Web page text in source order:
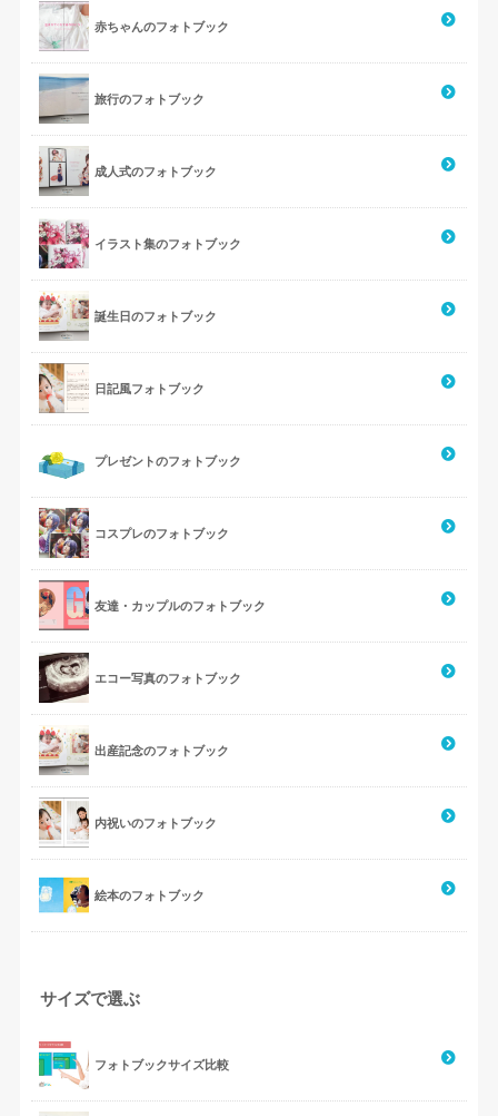
赤ちゃんのフォトブック
旅行のフォトブック
成人式のフォトブック
イラスト集のフォトブック
誕生日のフォトブック
日記風フォトブック
プレゼントのフォトブック
コスプレのフォトブック
友達・カップルのフォトブック
エコー写真のフォトブック
出産記念のフォトブック
内祝いのフォトブック
絵本のフォトブック
サイズで選ぶ
フォトブックサイズ比較